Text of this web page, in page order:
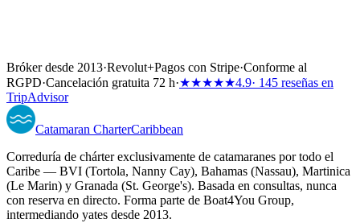
Bróker desde 2013·Revolut+Pagos con Stripe·Conforme al
RGPD·Cancelación gratuita 72 h·★★★★★4.9· 145 reseñas en
TripAdvisor
Catamaran CharterCaribbean
Correduría de chárter exclusivamente de catamaranes por todo el
Caribe — BVI (Tortola, Nanny Cay), Bahamas (Nassau), Martinica
(Le Marin) y Granada (St. George's). Basada en consultas, nunca
con reserva en directo. Forma parte de Boat4You Group,
intermediando yates desde 2013.